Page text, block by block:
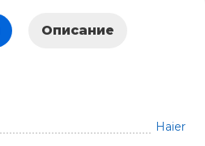
Описание
Haier